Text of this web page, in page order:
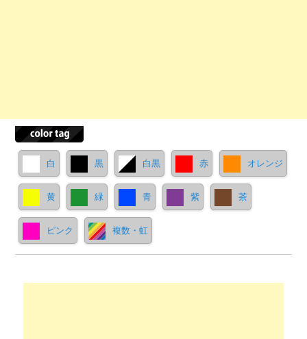
白 黒 白黒 赤 オレンジ
黄 緑 青 紫 茶
ピンク 複数・虹